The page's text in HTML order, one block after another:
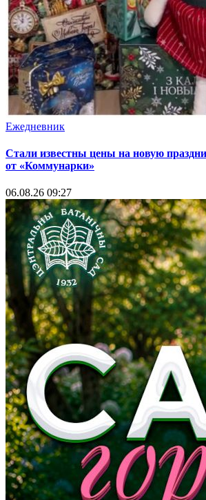
Ежедневник
Стали известны цены на новую
от «Коммунарки»
06.08.26 09:27